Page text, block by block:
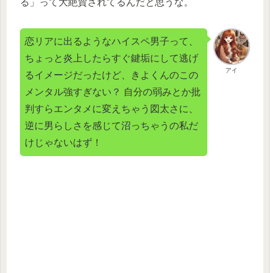
る」って大絶賛されてるんだと思うな。
アイ
恋リアに出るようなハイスペ男子って、
ちょっと炎上したらすぐ鍵垢にして逃げ
るイメージだったけど、きよくんのこの
メンタル強すぎない？ 自分の弱みとか批
判すらエンタメに変えちゃう図太さに、
逆に男らしさを感じて沼っちゃうの私だ
けじゃないはず！